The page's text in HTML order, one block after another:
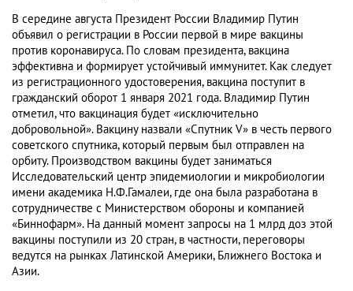
В середине августа Президент России Владимир Путин
объявил о регистрации в России первой в мире вакцины
против коронавируса. По словам президента, вакцина
эффективна и формирует устойчивый иммунитет. Как следует
из регистрационного удостоверения, вакцина поступит в
гражданский оборот 1 января 2021 года. Владимир Путин
отметил, что вакцинация будет «исключительно
добровольной». Вакцину назвали «Спутник V» в честь первого
советского спутника, который первым был отправлен на
орбиту. Производством вакцины будет заниматься
Исследовательский центр эпидемиологии и микробиологии
имени академика Н.Ф.Гамалеи, где она была разработана в
сотрудничестве с Министерством обороны и компанией
«Биннофарм». На данный момент запросы на 1 млрд доз этой
вакцины поступили из 20 стран, в частности, переговоры
ведутся на рынках Латинской Америки, Ближнего Востока и
Азии.